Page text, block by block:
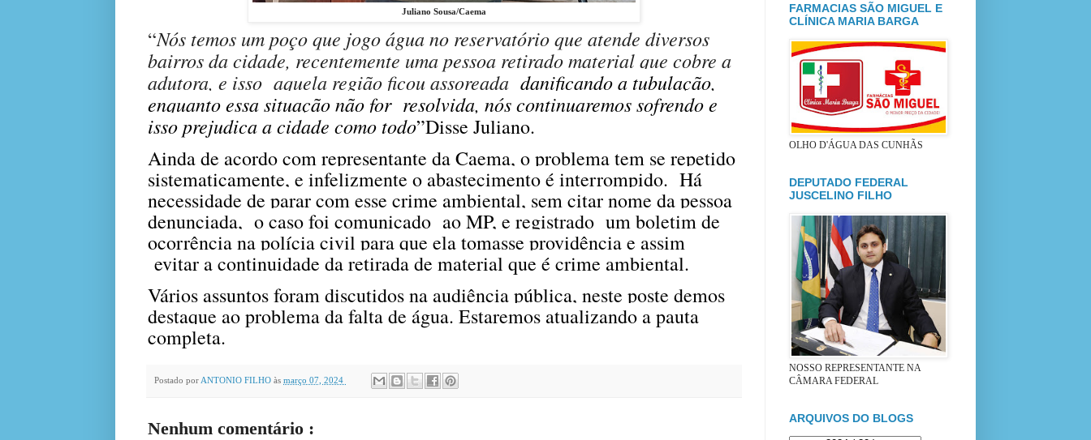
Juliano Sousa/Caema
“Nós temos um poço que jogo água no reservatório que atende diversos
bairros da cidade, recentemente uma pessoa retirado material que cobre a
adutora, e isso aquela região ficou assoreada danificando a tubulação,
enquanto essa situação não for resolvida, nós continuaremos sofrendo e
isso prejudica a cidade como todo”Disse Juliano.
Ainda de acordo com representante da Caema, o problema tem se repetido
sistematicamente, e infelizmente o abastecimento é interrompido. Há
necessidade de parar com esse crime ambiental, sem citar nome da pessoa
denunciada, o caso foi comunicado ao MP, e registrado um boletim de
ocorrência na polícia civil para que ela tomasse providência e assim
evitar a continuidade da retirada de material que é crime ambiental.
Vários assuntos foram discutidos na audiência pública, neste poste demos
destaque ao problema da falta de água. Estaremos atualizando a pauta
completa.
Postado por ANTONIO FILHO às março 07, 2024
Nenhum comentário :
FARMACIAS SÃO MIGUEL E
CLÍNICA MARIA BARGA
OLHO D'ÁGUA DAS CUNHÃS
DEPUTADO FEDERAL
JUSCELINO FILHO
NOSSO REPRESENTANTE NA
CÂMARA FEDERAL
ARQUIVOS DO BLOGS